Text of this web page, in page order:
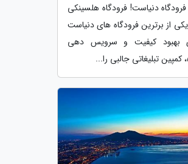
فرودگاه دنیاست! فرودگاه هلسینکی
از برترین فرودگاه های دنیاست
بهبود کیفیت و سرویس دهی
کمپین تبلیغاتی جالبی را...